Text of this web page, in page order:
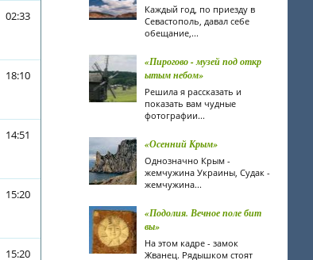
02:33
18:10
14:51
15:20
15:20
Каждый год, по приезду в
Севастополь, давал себе
обещание,...
«Пирогово - музей под откр
ытым небом»
Решила я рассказать и
показать вам чудные
фотографии...
«Осенний Крым»
Однозначно Крым -
жемчужина Украины, Судак -
жемчужина...
«Подолия. Вечное поле бит
вы»
На этом кадре - замок
Жванец. Рядышком стоят